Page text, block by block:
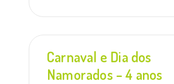
Carnaval e Dia dos
Namorados – 4 anos